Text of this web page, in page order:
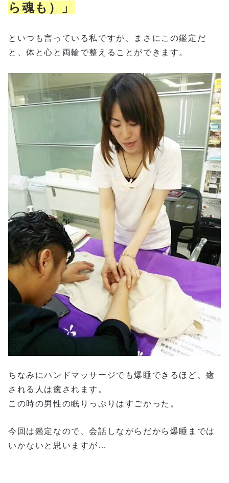
ら魂も）」
といつも言っている私ですが、まさにこの鑑定だ
と、体と心と両輪で整えることができます。
ちなみにハンドマッサージでも爆睡できるほど、癒
される人は癒されます。
この時の男性の眠りっぷりはすごかった。
今回は鑑定なので、会話しながらだから爆睡までは
いかないと思いますが…